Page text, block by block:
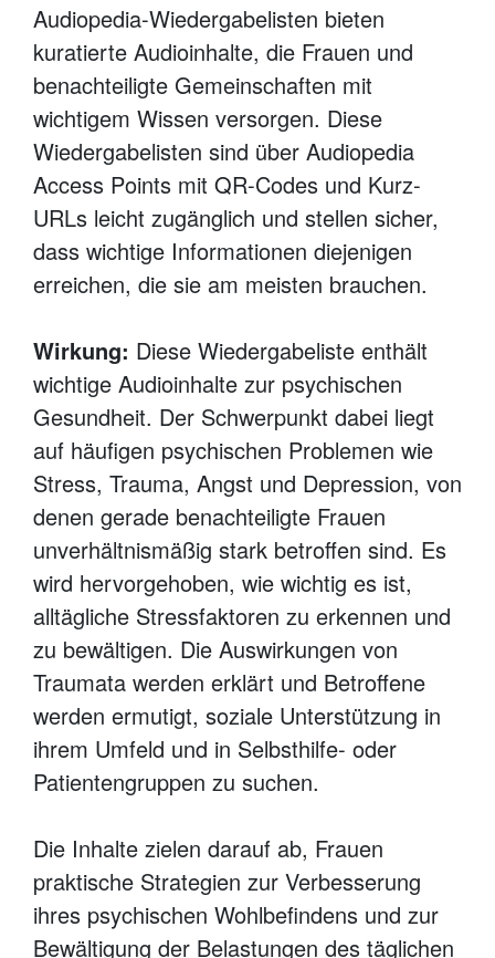
Audiopedia-Wiedergabelisten bieten
kuratierte Audioinhalte, die Frauen und
benachteiligte Gemeinschaften mit
wichtigem Wissen versorgen. Diese
Wiedergabelisten sind über Audiopedia
Access Points mit QR-Codes und Kurz-
URLs leicht zugänglich und stellen sicher,
dass wichtige Informationen diejenigen
erreichen, die sie am meisten brauchen.
Wirkung: Diese Wiedergabeliste enthält
wichtige Audioinhalte zur psychischen
Gesundheit. Der Schwerpunkt dabei liegt
auf häufigen psychischen Problemen wie
Stress, Trauma, Angst und Depression, von
denen gerade benachteiligte Frauen
unverhältnismäßig stark betroffen sind. Es
wird hervorgehoben, wie wichtig es ist,
alltägliche Stressfaktoren zu erkennen und
zu bewältigen. Die Auswirkungen von
Traumata werden erklärt und Betroffene
werden ermutigt, soziale Unterstützung in
ihrem Umfeld und in Selbsthilfe- oder
Patientengruppen zu suchen.
Die Inhalte zielen darauf ab, Frauen
praktische Strategien zur Verbesserung
ihres psychischen Wohlbefindens und zur
Bewältigung der Belastungen des täglichen